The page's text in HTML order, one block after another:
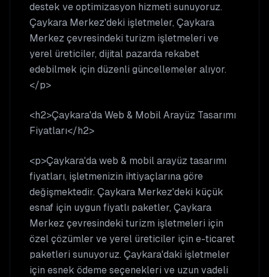
destek ve optimizasyon hizmeti sunuyoruz.
Çaykara Merkez'deki işletmeler, Çaykara
Merkez çevresindeki turizm işletmeleri ve
yerel üreticiler, dijital pazarda rekabet
edebilmek için düzenli güncellemeler alıyor.
</p>
<h2>Çaykara'da Web & Mobil Arayüz Tasarımı
Fiyatları</h2>
<p>Çaykara'da web & mobil arayüz tasarımı
fiyatları, işletmenizin ihtiyaçlarına göre
değişmektedir. Çaykara Merkez'deki küçük
esnaf için uygun fiyatlı paketler, Çaykara
Merkez çevresindeki turizm işletmeleri için
özel çözümler ve yerel üreticiler için e-ticaret
paketleri sunuyoruz. Çaykara'daki işletmeler
için esnek ödeme seçenekleri ve uzun vadeli